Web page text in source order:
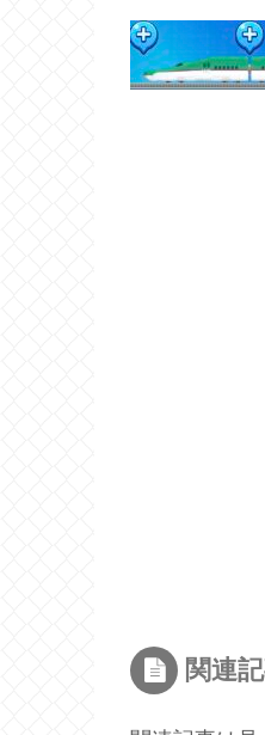
関連